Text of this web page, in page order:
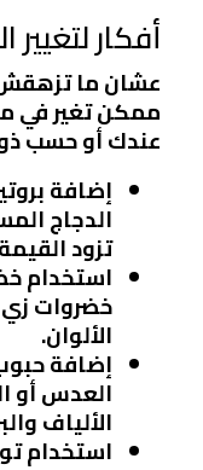
أفكار
عشان ما
ممكن تغير في
عندك أو حسب
إضافة
الدجاج
تزود
استخدام
خضروات زي
الألوان.
إضافة
العدس أو
الألياف
استخدام